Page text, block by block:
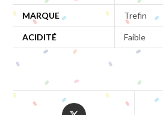
MARQUE Trefin
ACIDITÉ Faible
Opens